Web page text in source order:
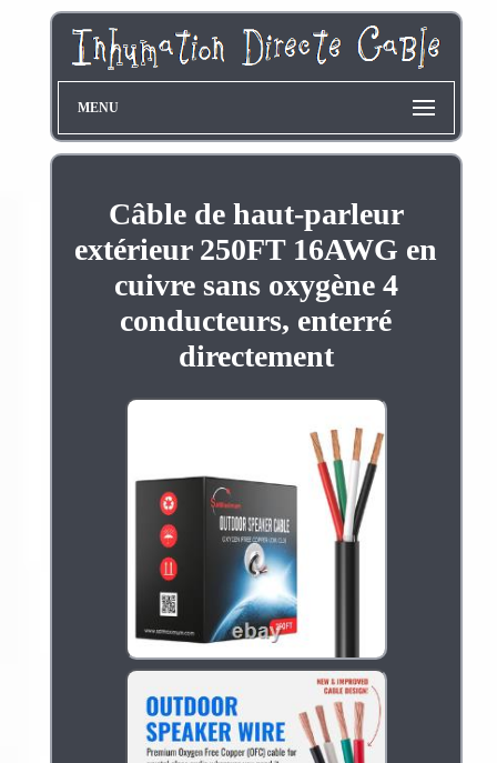
MENU
Câble de haut-parleur
extérieur 250FT 16AWG en
cuivre sans oxygène 4
conducteurs, enterré
directement